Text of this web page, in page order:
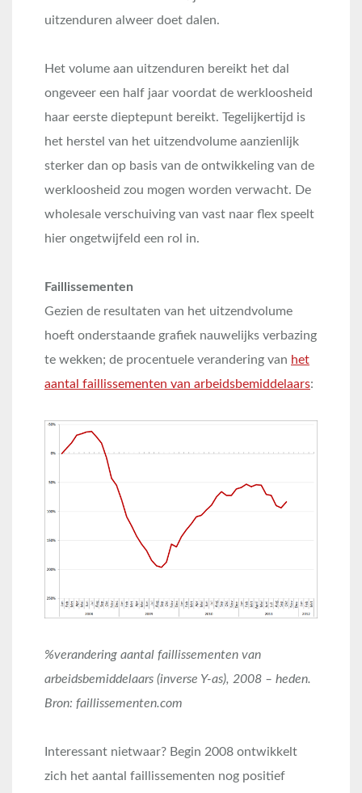
uitzenduren alweer doet dalen.
Het volume aan uitzenduren bereikt het dal
ongeveer een half jaar voordat de werkloosheid
haar eerste dieptepunt bereikt. Tegelijkertijd is
het herstel van het uitzendvolume aanzienlijk
sterker dan op basis van de ontwikkeling van de
werkloosheid zou mogen worden verwacht. De
wholesale verschuiving van vast naar flex speelt
hier ongetwijfeld een rol in.
Faillissementen
Gezien de resultaten van het uitzendvolume
hoeft onderstaande grafiek nauwelijks verbazing
te wekken; de procentuele verandering van het
aantal faillissementen van arbeidsbemiddelaars:
%verandering aantal faillissementen van
arbeidsbemiddelaars (inverse Y-as), 2008 – heden.
Bron: faillissementen.com
Interessant nietwaar? Begin 2008 ontwikkelt
zich het aantal faillissementen nog positief